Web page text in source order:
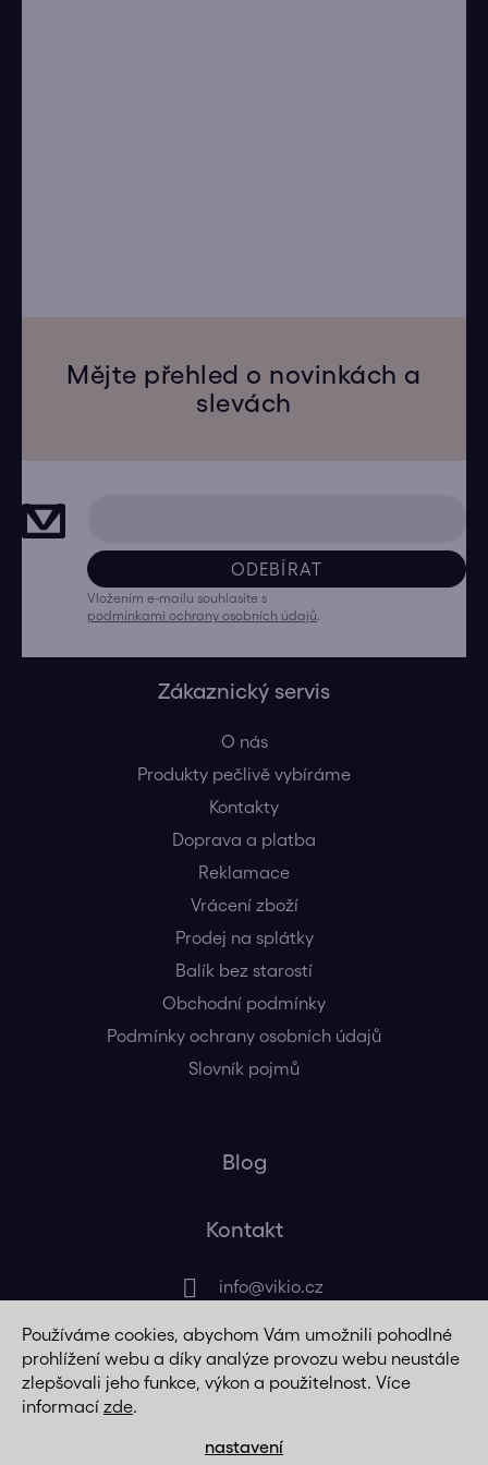
Používáme cookies, abychom Vám umožnili pohodlné
prohlížení webu a díky analýze provozu webu neustále
zlepšovali jeho funkce, výkon a použitelnost. Více
informací zde.
nastavení
Mějte přehled o novinkách a
slevách
ODEBÍRAT
Vložením e-mailu souhlasíte s
podmínkami ochrany osobních údajů
Zákaznický servis
O nás
Produkty pečlivě vybíráme
Kontakty
Doprava a platba
Reklamace
Vrácení zboží
Prodej na splátky
Balík bez starostí
Obchodní podmínky
Podmínky ochrany osobních údajů
Slovník pojmů
Blog
Kontakt
info@vikio.cz
+420 725 320 508